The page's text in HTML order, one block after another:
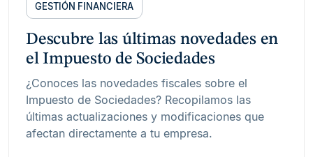
GESTIÓN FINANCIERA
Descubre las últimas novedades en
el Impuesto de Sociedades
¿Conoces las novedades fiscales sobre el
Impuesto de Sociedades? Recopilamos las
últimas actualizaciones y modificaciones que
afectan directamente a tu empresa.